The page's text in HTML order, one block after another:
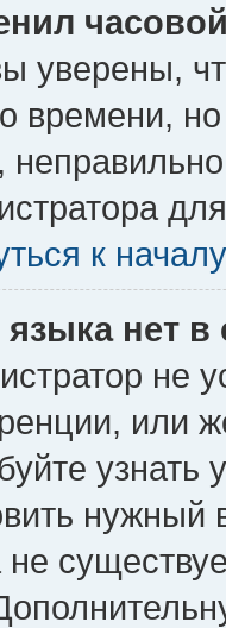
уверены,
времени,
к началу
нет в
не
или
узнать
нужный
не